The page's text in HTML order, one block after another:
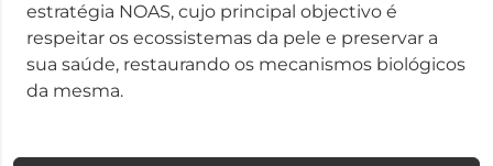
estratégia NOAS, cujo principal objectivo é
respeitar os ecossistemas da pele e preservar a
sua saúde, restaurando os mecanismos biológicos
da mesma.